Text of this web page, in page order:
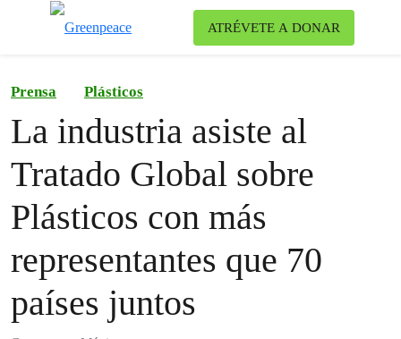
ATRÉVETE A DONAR
Prensa Plásticos
La industria asiste al
Tratado Global sobre
Plásticos con más
representantes que 70
países juntos